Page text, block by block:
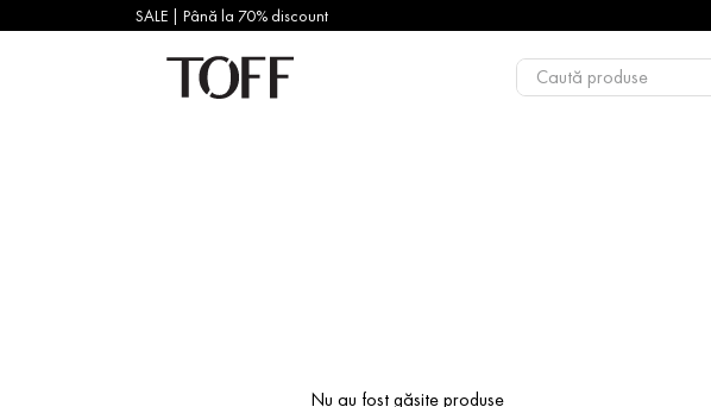
SALE | Până la 70% discount
Caută produse
Nu au fost găsite produse